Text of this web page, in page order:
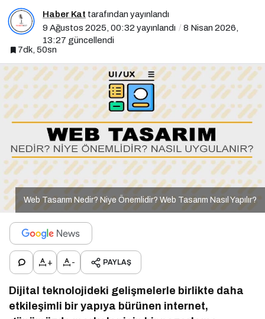
Haber Kat tarafından yayınlandı
9 Ağustos 2025, 00:32 yayınlandı
8 Nisan 2026,
13:27 güncellendi
7dk, 50sn
Web Tasarım Nedir? Niye Önemlidir? Web Tasarım Nasıl Yapılır?
+ - PAYLAŞ
Dijital teknolojideki gelişmelerle birlikte daha
etkileşimli bir yapıya bürünen internet,